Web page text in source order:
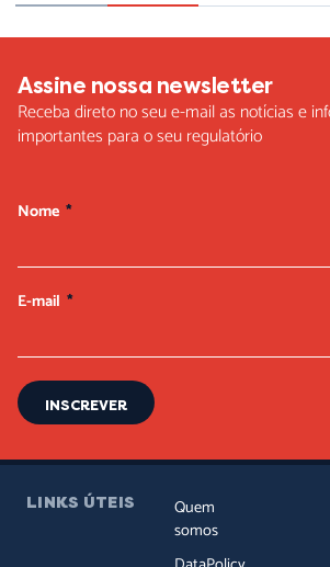
Assine nossa newsletter
Receba direto no seu e-mail as notícias e
importantes para o seu regulatório
Nome
E-mail
INSCREVER
LINKS ÚTEIS
Quem
somos